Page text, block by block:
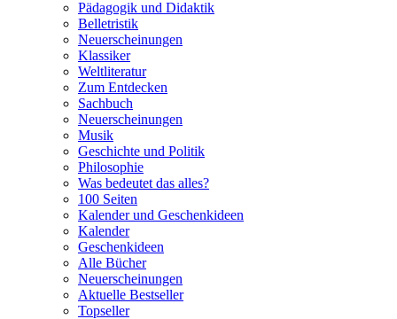
Pädagogik und Didaktik
Belletristik
Neuerscheinungen
Klassiker
Weltliteratur
Zum Entdecken
Sachbuch
Neuerscheinungen
Musik
Geschichte und Politik
Philosophie
Was bedeutet das alles?
100 Seiten
Kalender und Geschenkideen
Kalender
Geschenkideen
Alle Bücher
Neuerscheinungen
Aktuelle Bestseller
Topseller